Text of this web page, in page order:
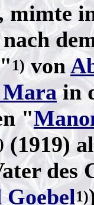
mimte
"1)von
in
"
(1919)
des
Goebel1)